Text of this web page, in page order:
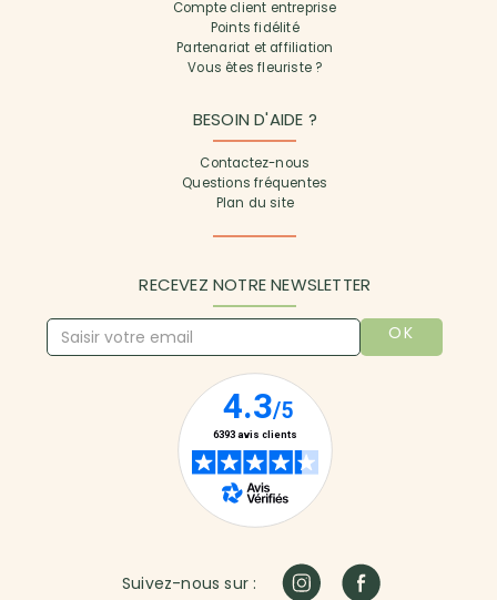
Compte client entreprise
Points fidélité
Partenariat et affiliation
Vous êtes fleuriste ?
BESOIN D'AIDE ?
Contactez-nous
Questions fréquentes
Plan du site
RECEVEZ NOTRE NEWSLETTER
OK
Suivez-nous sur :